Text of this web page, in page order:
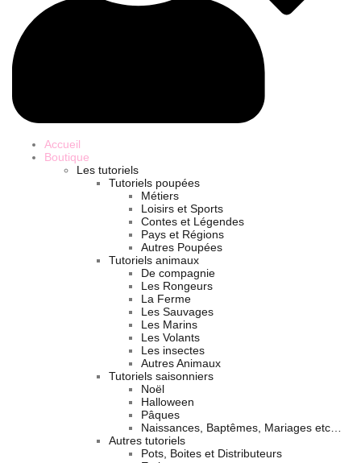
Accueil
Boutique
Les tutoriels
Tutoriels poupées
Métiers
Loisirs et Sports
Contes et Légendes
Pays et Régions
Autres Poupées
Tutoriels animaux
De compagnie
Les Rongeurs
La Ferme
Les Sauvages
Les Marins
Les Volants
Les insectes
Autres Animaux
Tutoriels saisonniers
Noël
Halloween
Pâques
Naissances, Baptêmes, Mariages etc…
Autres tutoriels
Pots, Boites et Distributeurs